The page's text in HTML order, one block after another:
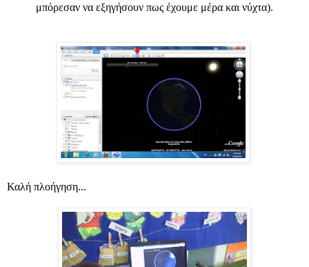
μπόρεσαν να εξηγήσουν πως έχουμε μέρα και νύχτα).
Καλή πλοήγηση...